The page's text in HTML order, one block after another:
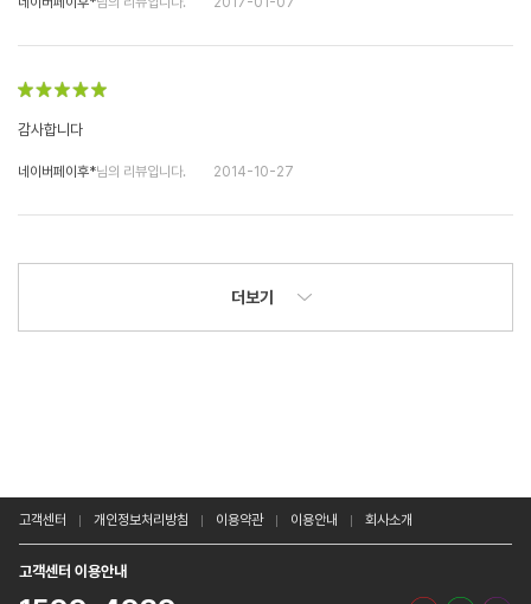
감사합니다
네이버페이후*님의 리뷰입니다. 2014-10-27
더보기
고객센터 개인정보처리방침 이용약관 이용안내 회사소개
고객센터 이용안내